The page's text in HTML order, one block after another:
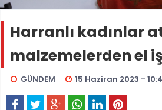
Harranlı kadınlar
malzemelerden el
GÜNDEM 15 Haziran 2023 -